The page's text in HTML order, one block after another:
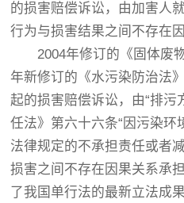
的损害赔偿诉讼，由加害人
行为与损害结果之间不存在
2004年修订的《固体废物
年新修订的《水污染防治法
起的损害赔偿诉讼，由“排污
任法》第六十六条“因污染
法律规定的不承担责任或者
损害之间不存在因果关系承
了我国单行法的最新立法成